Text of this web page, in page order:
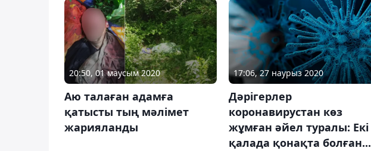
20:50, 01 маусым 2020
Аю талаған адамға
қатысты тың мәлімет
жарияланды
17:06, 27 наурыз 2020
Дәрігерлер
коронавирустан көз
жұмған әйел туралы: Екі
қалада қонақта болған...